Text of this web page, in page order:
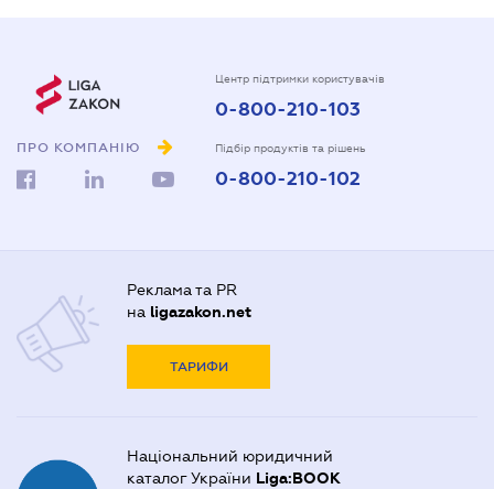
ПРО КОМПАНІЮ
Центр підтримки користувачів
0-800-210-103
Підбір продуктів та рішень
0-800-210-102
Реклама та PR
на ligazakon.net
ТАРИФИ
Національний юридичний
каталог України Liga:BOOK